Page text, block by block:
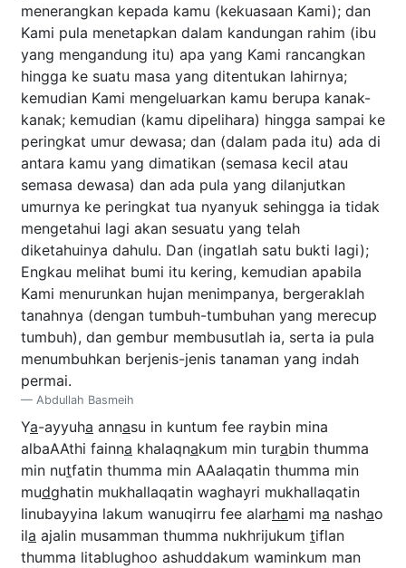
menerangkan kepada kamu (kekuasaan Kami); dan
Kami pula menetapkan dalam kandungan rahim (ibu
yang mengandung itu) apa yang Kami rancangkan
hingga ke suatu masa yang ditentukan lahirnya;
kemudian Kami mengeluarkan kamu berupa kanak-
kanak; kemudian (kamu dipelihara) hingga sampai ke
peringkat umur dewasa; dan (dalam pada itu) ada di
antara kamu yang dimatikan (semasa kecil atau
semasa dewasa) dan ada pula yang dilanjutkan
umurnya ke peringkat tua nyanyuk sehingga ia tidak
mengetahui lagi akan sesuatu yang telah
diketahuinya dahulu. Dan (ingatlah satu bukti lagi);
Engkau melihat bumi itu kering, kemudian apabila
Kami menurunkan hujan menimpanya, bergeraklah
tanahnya (dengan tumbuh-tumbuhan yang merecup
tumbuh), dan gembur membusutlah ia, serta ia pula
menumbuhkan berjenis-jenis tanaman yang indah
permai.
Abdullah Basmeih
Ya-ayyuha annasu in kuntum fee raybin mina
albaAAthi fainna khalaqnakum min turabin thumma
min nutfatin thumma min AAalaqatin thumma min
mudghatin mukhallaqatin waghayri mukhallaqatin
linubayyina lakum wanuqirru fee alarhami ma nashao
ila ajalin musamman thumma nukhrijukum tiflan
thumma litablughoo ashuddakum waminkum man